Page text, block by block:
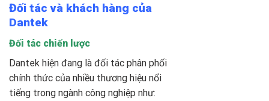
Đối tác và khách hàng của
Dantek
Đối tác chiến lược
Dantek hiện đang là đối tác phân phối
chính thức của nhiều thương hiệu nổi
tiếng trong ngành công nghiệp như: